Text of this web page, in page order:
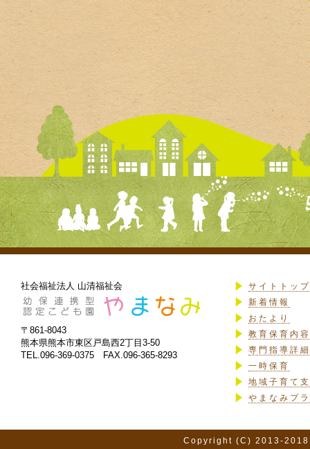
社会福祉法人 山清福祉会
〒861-8043
熊本県熊本市東区戸島西2丁目3-50
TEL.096-369-0375 FAX.096-365-8293
サイトトップ
新着情報
おたより
教育保育内
専門指導詳細
一時保育
地域子育て
やまなみプ
Copyright (C) 2013-